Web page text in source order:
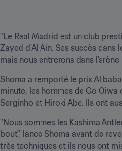
"Le Real Madrid est un club
Zayed d'Al Ain. Ses succès
mais nous entrerons dans
Shoma a remporté le prix
minute, les hommes de Go
Serginho et Hiroki Abe. Ils ont
"Nous sommes les Kashima
bout", lance Shoma avant de
très techniques et ils nous ont